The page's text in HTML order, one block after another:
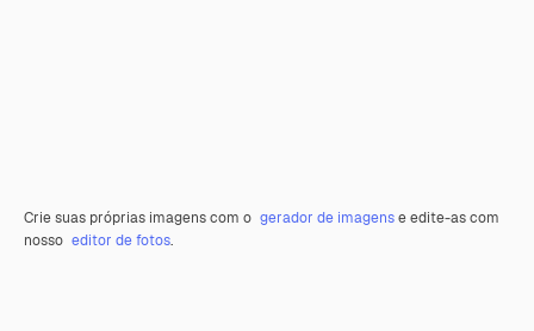
Crie suas próprias imagens com o gerador de imagense edite-as com
nosso editor de fotos.